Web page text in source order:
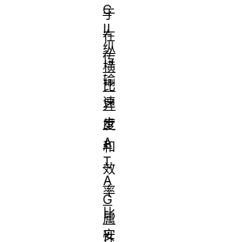
于
在
传
输
速
度
和
效
率
比
安
C
II
纵
横
比
异
步
A
T
A
G
属
性